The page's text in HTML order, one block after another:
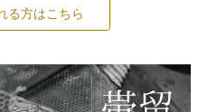
る方はこちら